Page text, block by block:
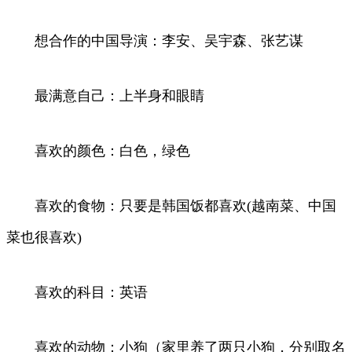
想合作的中国导演：李安、吴宇森、张艺谋
最满意自己：上半身和眼睛
喜欢的颜色：白色，绿色
喜欢的食物：只要是韩国饭都喜欢(越南菜、中国
菜也很喜欢)
喜欢的科目：英语
喜欢的动物：小狗（家里养了两只小狗，分别取名